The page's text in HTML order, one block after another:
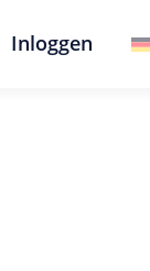
Inloggen